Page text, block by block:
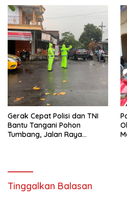
Gerak Cepat Polisi dan TNI
Bantu Tangani Pohon
Tumbang, Jalan Raya
Tinggalkan Balasan